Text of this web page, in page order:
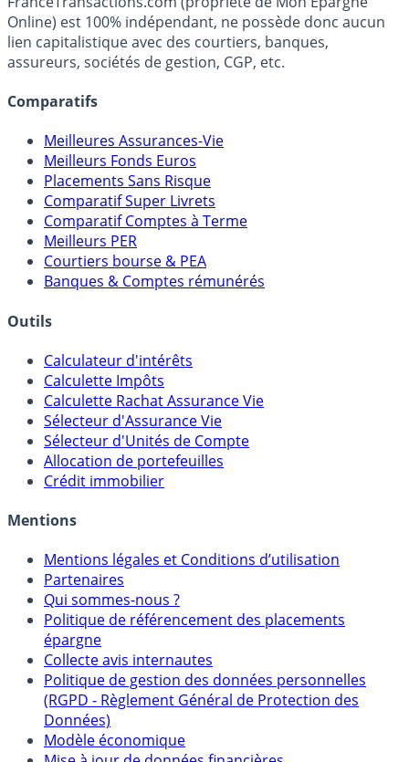
fiscalité et les opportunités de placement.
FranceTransactions.com (propriété de Mon Epargne
Online) est 100% indépendant, ne possède donc aucun
assureurs, sociétés de gestion, CGP, etc.
Comparatifs
Meilleures Assurances-Vie
Meilleurs Fonds Euros
Placements Sans Risque
Comparatif Super Livrets
Comparatif Comptes à Terme
Meilleurs PER
Banques & Comptes rémunérés
Outils
Calculateur d'intérêts
Calculette Impôts
Calculette Rachat Assurance Vie
Sélecteur d'Assurance Vie
Sélecteur d'Unités de Compte
Crédit immobilier
Mentions
Mentions légales et Conditions d’utilisation
Partenaires
Qui sommes-nous ?
Politique de référencement des placements
épargne
Collecte avis internautes
Politique de gestion des données personnelles
(RGPD - Règlement Général de Protection des
Données)